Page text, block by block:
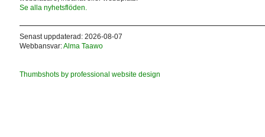
Se alla nyhetsflöden.
Senast uppdaterad: 2026-08-07
Webbansvar:Alma Taawo
Thumbshots by professional website design